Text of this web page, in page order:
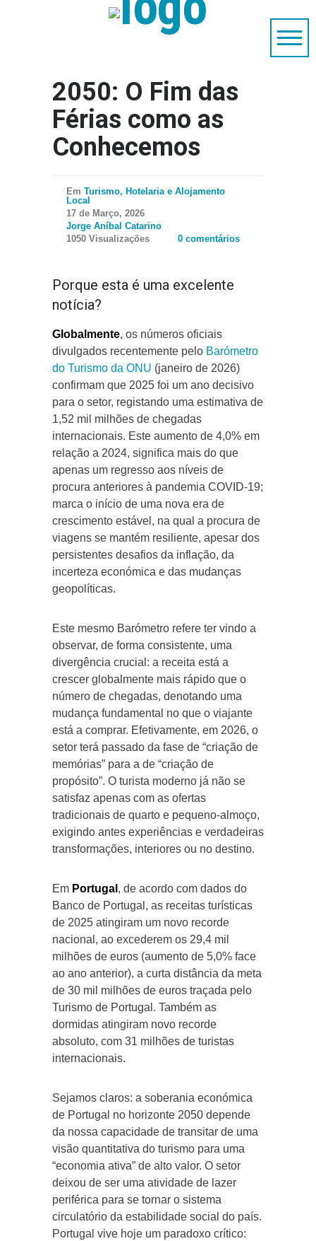
2050: O Fim das
Férias como as
Conhecemos
Em Turismo, Hotelaria e Alojamento
Local
17 de Março, 2026
Jorge Aníbal Catarino
1050 Visualizações
0 comentários
Porque esta é uma excelente
notícia?
Globalmente, os números oficiais
divulgados recentemente pelo Barómetro
do Turismo da ONU (janeiro de 2026)
confirmam que 2025 foi um ano decisivo
para o setor, registando uma estimativa de
1,52 mil milhões de chegadas
internacionais. Este aumento de 4,0% em
relação a 2024, significa mais do que
apenas um regresso aos níveis de
procura anteriores à pandemia COVID-19;
marca o início de uma nova era de
crescimento estável, na qual a procura de
viagens se mantém resiliente, apesar dos
persistentes desafios da inflação, da
incerteza económica e das mudanças
geopolíticas.
Este mesmo Barómetro refere ter vindo a
observar, de forma consistente, uma
divergência crucial: a receita está a
crescer globalmente mais rápido que o
número de chegadas, denotando uma
mudança fundamental no que o viajante
está a comprar. Efetivamente, em 2026, o
setor terá passado da fase de “criação de
memórias” para a de “criação de
propósito”. O turista moderno já não se
satisfaz apenas com as ofertas
tradicionais de quarto e pequeno-almoço,
exigindo antes experiências e verdadeiras
transformações, interiores ou no destino.
Em Portugal , de acordo com dados do
Banco de Portugal, as receitas turísticas
de 2025 atingiram um novo recorde
nacional, ao excederem os 29,4 mil
milhões de euros (aumento de 5,0% face
ao ano anterior), a curta distância da meta
de 30 mil milhões de euros traçada pelo
Turismo de Portugal. Também as
dormidas atingiram novo recorde
absoluto, com 31 milhões de turistas
internacionais.
Sejamos claros: a soberania económica
de Portugal no horizonte 2050 depende
da nossa capacidade de transitar de uma
visão quantitativa do turismo para uma
“economia ativa” de alto valor. O setor
deixou de ser uma atividade de lazer
periférica para se tornar o sistema
circulatório da estabilidade social do país.
Portugal vive hoje um paradoxo crítico: